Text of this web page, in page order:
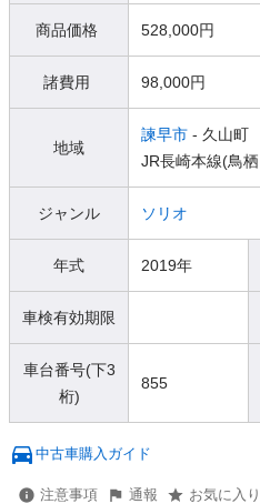
商品価格 528,000円
諸費用 98,000円
地域
諫早市 - 久山町
JR長崎本線(鳥
ジャンル ソリオ
年式 2019年
車検有効期限
車台番号(下3
桁)
855
中古車購入ガイド
注意事項 通報 お気に入